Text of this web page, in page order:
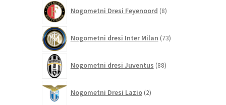
Nogometni Dresi Feyenoord 8izdelkov
Nogometni dresi Inter Milan 73izdelkov
Nogometni dresi Juventus 88izdelkov
Nogometni Dresi Lazio 2izdelka